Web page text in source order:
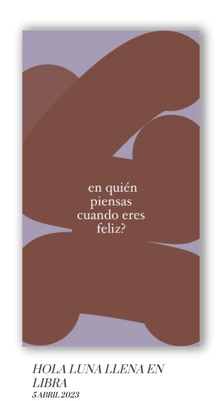
HOLA LUNA LLENA EN
LIBRA
5 ABRIL 2023